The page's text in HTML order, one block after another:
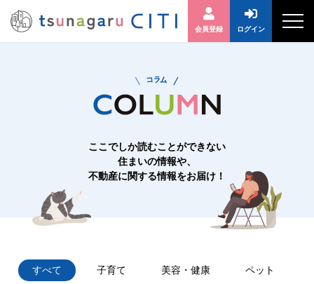
会員登録 ログイン
ここでしか読むことができない
住まいの情報や、
不動産に関する情報をお届け！
すべて 子育て 美容・健康 ペット